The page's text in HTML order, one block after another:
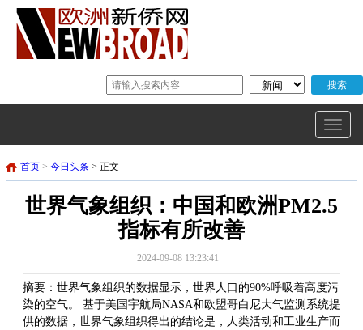
首页 > 今日头条 > 正文
世界气象组织：中国和欧洲PM2.5
指标有所改善
2024-09-08 13:23:41
摘要：世界气象组织的数据显示，世界人口的90%呼吸着高度污
染的空气。 基于美国宇航局NASA和欧盟哥白尼大气监测系统提
供的数据，世界气象组织得出的结论是，人类活动和工业生产而